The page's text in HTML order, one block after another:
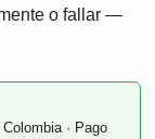
o fallar —
· Pago